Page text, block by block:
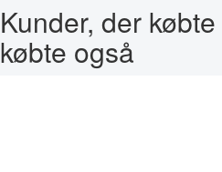
Kunder, der
købte også